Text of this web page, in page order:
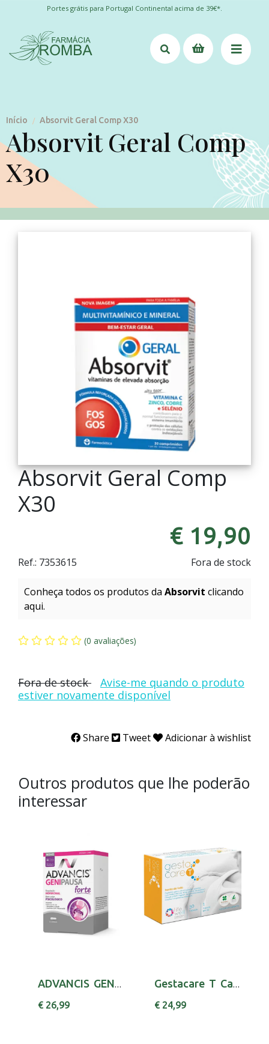
Portes grátis para Portugal Continental acima de 39€*.
Início / Absorvit Geral Comp X30
Absorvit Geral Comp
X30
Absorvit Geral Comp
X30
€ 19,90
Fora de stock
Ref.: 7353615
Conheça todos os produtos da Absorvit clicando
aqui.
(0 avaliações)
Fora de stock
Avise-me quando o produto
estiver novamente disponível
Share Tweet Adicionar à wishlist
Outros produtos que lhe poderão
interessar
ADVANCIS GENIPAUSA FORTE CAPSX30 CAPS(S) PIRI...
€ 26,99
Gestacare T Caps X30 cáps(s)
€ 24,99